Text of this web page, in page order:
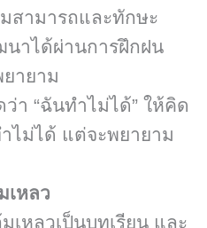
สามารถและทักษะ
าได้ผ่านการฝึกฝน
ายาม
า “ฉันทำไม่ได้” ให้คิด
ไม่ได้ แต่จะพยายาม
เหลว
เหลวเป็นบทเรียน และ